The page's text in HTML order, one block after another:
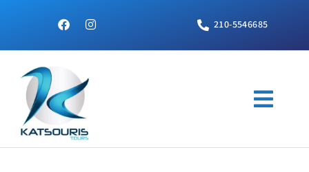
210-5546685